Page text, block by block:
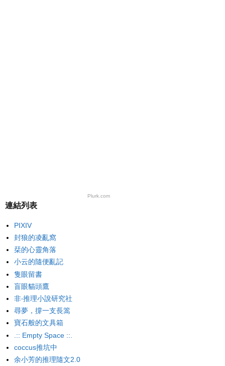
Plurk.com
連結列表
PIXIV
封狼的凌亂窩
栞的心靈角落
小云的隨便亂記
隻眼留書
盲眼貓頭鷹
非‧推理小說研究社
尋夢，撐一支長篙
寶石般的文具箱
.:: Empty Space ::.
coccus推坑中
余小芳的推理隨文2.0